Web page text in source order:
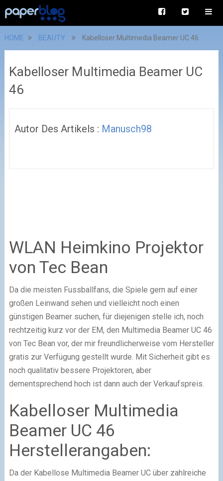
HOME BEAUTY Kabelloser Multimedia Beamer UC 46
Kabelloser Multimedia Beamer UC
46
Autor Des Artikels : Manusch98
WLAN Heimkino Projektor
von Tec Bean
Da die meisten Fussballfans, die Spiele gern auf einer
großen Leinwand sehen und vielleicht noch einen
günstigen Beamer suchen, für diejenigen stelle ich, noch
rechtzeitig kurz vor der EM, den Multimedia Beamer UC 46
von Tec Bean vor, der mir freundlicherweise vom Hersteller
gratis zur Verfügung gestellt wurde. Mit Sicherheit gibt es
noch qualitativ bessere Projektoren, aber
dementsprechend hoch ist dann auch der Verkaufspreis.
Kabelloser Multimedia
Beamer UC 46
Herstellerangaben:
Da der Kabellose Multimedia Beamer UC über zahlreiche